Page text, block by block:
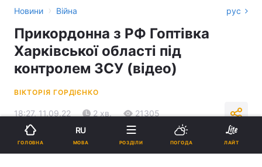
Новини › Війна рус
Прикордонна з РФ Гоптівка
Харківської області під
контролем ЗСУ (відео)
ВІКТОРІЯ ГОРДІЄНКО
18:27, 11.09.22 2 хв. 21305
Підпишіться на нас в Google
ГОЛОВНА
RU
МОВА РОЗДІЛИ ПОГОДА ЛАЙТ